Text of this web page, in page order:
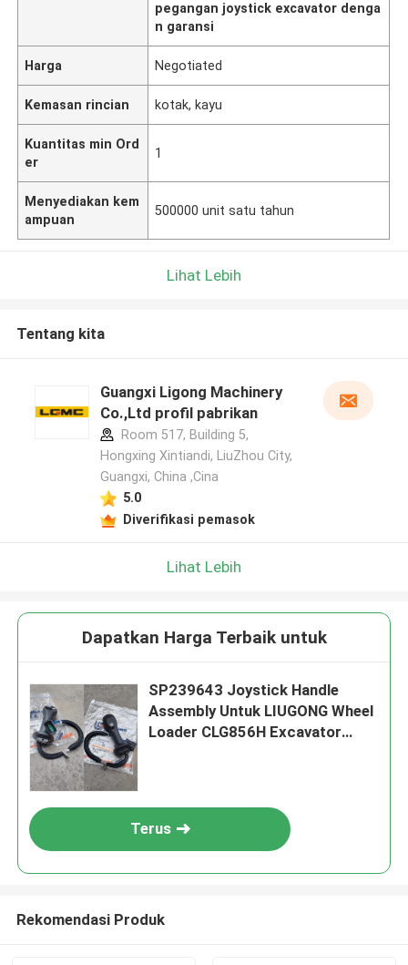
pegangan joystick excavator denga
n garansi
Harga Negotiated
Kemasan rincian kotak, kayu
Kuantitas min Ord
er
1
Menyediakan kem
ampuan
500000 unit satu tahun
Lihat Lebih
Tentang kita
Guangxi Ligong Machinery
Co.,Ltd profil pabrikan
Room 517, Building 5,
Hongxing Xintiandi, LiuZhou City,
Guangxi, China ,Cina
5.0
Diverifikasi pemasok
Lihat Lebih
Dapatkan Harga Terbaik untuk
SP239643 Joystick Handle
Assembly Untuk LIUGONG Wheel
Loader CLG856H Excavator
Terus
Rekomendasi Produk